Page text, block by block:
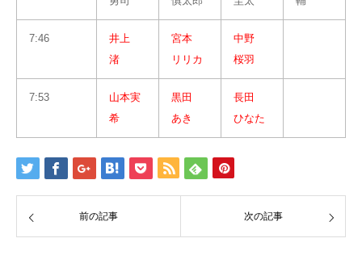
7:46
井上
渚
宮本
リリカ
中野
桜羽
7:53
山本実
希
黒田
あき
長田
ひなた
前の記事 次の記事